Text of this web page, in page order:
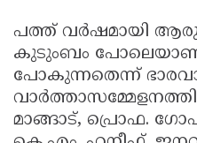
പത്ത് വർഷമായി ആരും
കുടുംബം പോലെയാണ്
പോകുന്നതെന്ന്
മാങ്ങാട്, പ്രൊഫ.